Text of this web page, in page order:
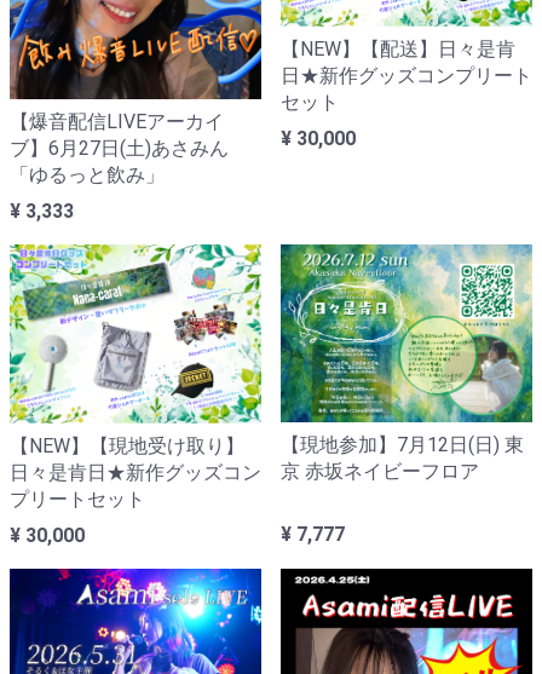
【爆音配信LIVEアーカイ
ブ】6月27日(土)あさみん
「ゆるっと飲み」
¥ 3,333
【NEW】【配送】日々是肯
日★新作グッズコンプリート
セット
¥ 30,000
【NEW】【現地受け取り】
日々是肯日★新作グッズコン
プリートセット
¥ 30,000
【現地参加】7月12日(日) 東
京 赤坂ネイビーフロア
¥ 7,777